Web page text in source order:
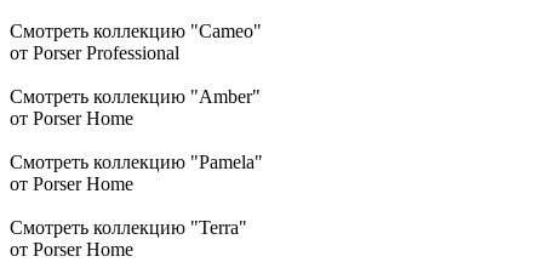
Смотреть коллекцию "Cameo"
от Porser Professional
Смотреть коллекцию "Amber"
от Porser Home
Смотреть коллекцию "Pamela"
от Porser Home
Смотреть коллекцию "Terra"
от Porser Home